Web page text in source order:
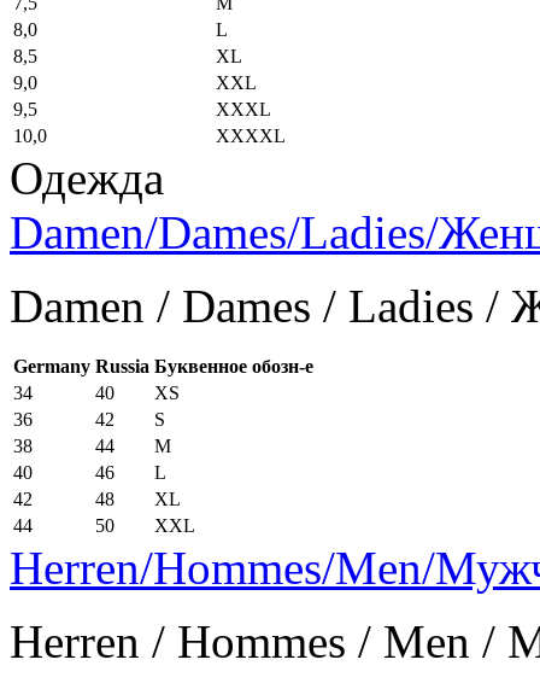
8,0
L
8,5
XL
9,0
XXL
9,5
XXXL
10,0
XXXXL
Одежда
Damen/Dames/Ladies/
Damen / Dames / Ladies
Germany Russia Буквенное обозн-е
34
40
XS
36
42
S
38
44
M
40
46
L
42
48
XL
44
50 XXL
Herren/Hommes/Men/
Herren / Hommes / Men /